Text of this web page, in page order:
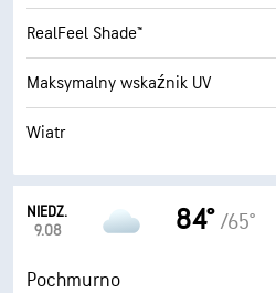
RealFeel Shade™
Maksymalny wskaźnik UV
Wiatr
NIEDZ.
9.08
84° /65°
Pochmurno